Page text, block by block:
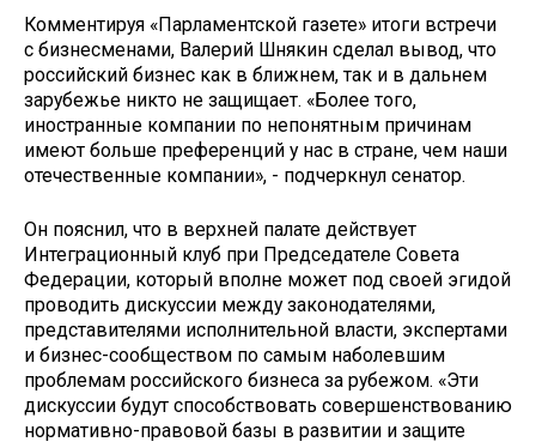
Комментируя «Парламентской газете» итоги встречи
с бизнесменами, Валерий Шнякин сделал вывод, что
российский бизнес как в ближнем, так и в дальнем
зарубежье никто не защищает. «Более того,
иностранные компании по непонятным причинам
имеют больше преференций у нас в стране, чем наши
отечественные компании», - подчеркнул сенатор.
Он пояснил, что в верхней палате действует
Интеграционный клуб при Председателе Совета
Федерации, который вполне может под своей эгидой
проводить дискуссии между законодателями,
представителями исполнительной власти, экспертами
и бизнес-сообществом по самым наболевшим
проблемам российского бизнеса за рубежом. «Эти
дискуссии будут способствовать совершенствованию
нормативно-правовой базы в развитии и защите